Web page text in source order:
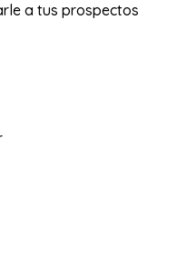
a tus prospectos